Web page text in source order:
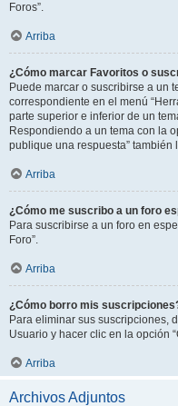
Foros”.
Arriba
¿Cómo marcar Favoritos o
Puede marcar o suscribirse a un
correspondiente en el menú
parte superior e inferior de un
Respondiendo a un tema con la
publique una respuesta” también
Arriba
¿Cómo me suscribo a un foro
Para suscribirse a un foro en
Foro”.
Arriba
¿Cómo borro mis
Para eliminar sus suscripciones,
Usuario y hacer clic en la opción
Arriba
Archivos Adjuntos